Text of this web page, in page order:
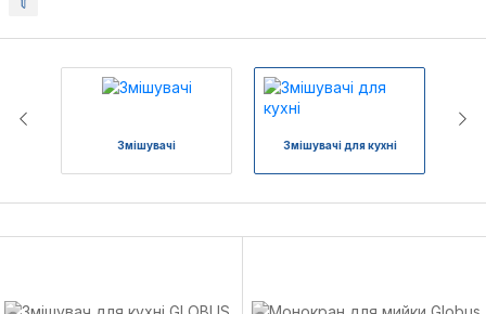
Змішувачі Змішувачі для кухні